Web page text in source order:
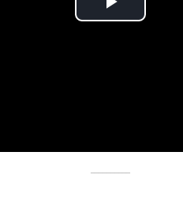
Play
––––––––––